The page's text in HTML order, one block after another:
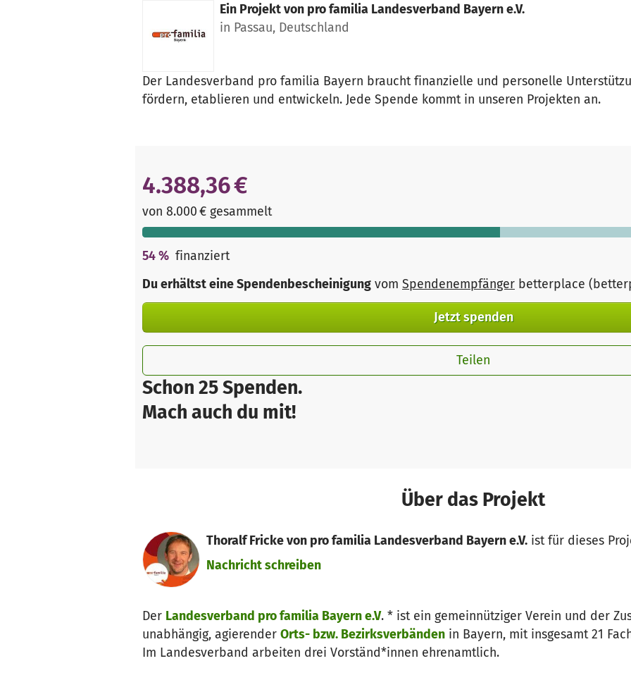
Ein Projekt von pro familia Landesverband Bayern e.V.
in Passau, Deutschland
Der Landesverband pro familia Bayern braucht finanzielle und personelle
fördern, etablieren und entwickeln. Jede Spende kommt in unseren Projekten an.
Schon 25 Spenden.
Mach auch du mit!
4.388,36 €
von 8.000 € gesammelt
54% finanziert
Du erhältst eine Spendenbescheinigung vom Spendenempfänger betterplace
Jetzt spenden
Teilen
Über das Projekt
Thoralf Fricke von pro familia Landesverband Bayern e.V.ist für dieses
Nachricht schreiben
Der Landesverband pro familia Bayern e.V. * ist ein gemeinnütziger Verein und der
unabhängig, agierender Orts- bzw. Bezirksverbänden in Bayern, mit insgesamt 21
Im Landesverband arbeiten drei Vorständ*innen ehrenamtlich.